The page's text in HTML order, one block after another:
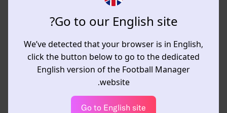
Go to our English site?
We’ve detected that your browser is in English,
click the button below to go to the dedicated
English version of the Football Manager
website.
Go to English site